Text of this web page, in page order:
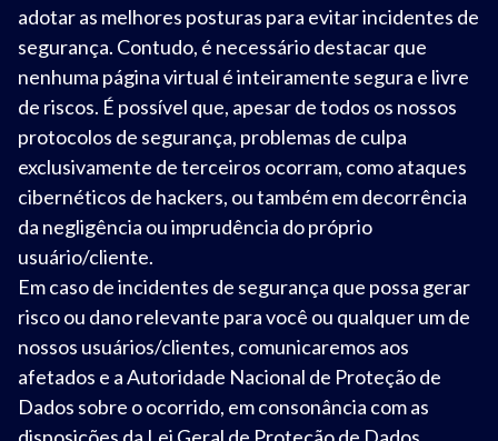
Tamanho do texto
Para aumentar ou diminuir a fonte em nosso site, utilize os
atalhos Ctrl+ (para aumentar) e Ctrl- (para diminuir) no seu
teclado.
adotar as melhores posturas para evitar incidentes de
segurança. Contudo, é necessário destacar que
nenhuma página virtual é inteiramente segura e livre
de riscos. É possível que, apesar de todos os nossos
protocolos de segurança, problemas de culpa
exclusivamente de terceiros ocorram, como ataques
cibernéticos de hackers, ou também em decorrência
da negligência ou imprudência do próprio
usuário/cliente.
Em caso de incidentes de segurança que possa gerar
risco ou dano relevante para você ou qualquer um de
nossos usuários/clientes, comunicaremos aos
afetados e a Autoridade Nacional de Proteção de
Dados sobre o ocorrido, em consonância com as